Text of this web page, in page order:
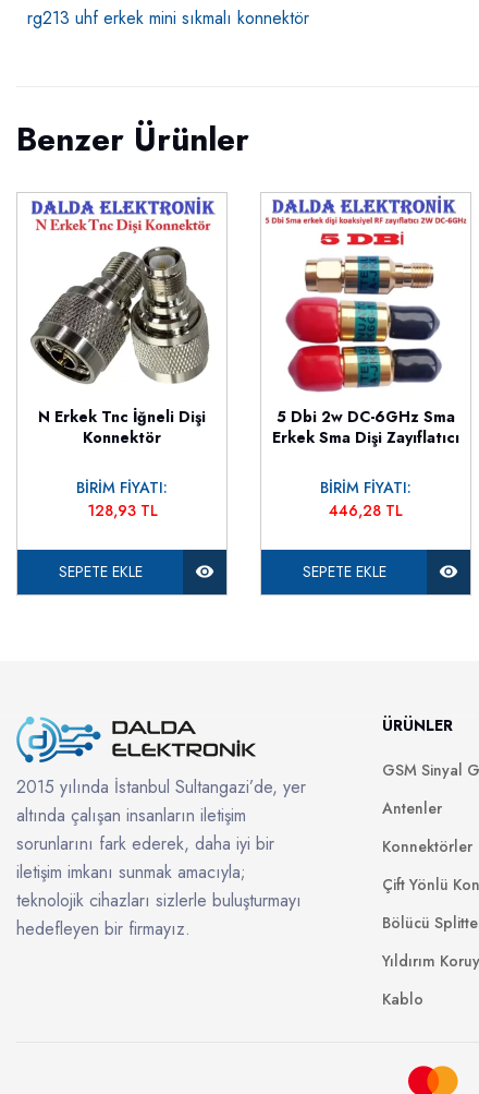
rg213 uhf erkek mini sıkmalı konnektör
Benzer Ürünler
N Erkek Tnc İğneli Dişi
Konnektör
BİRİM FİYATI:
128,93 TL
SEPETE EKLE
5 Dbi 2w DC-6GHz Sma
Erkek Sma Dişi Zayıflatıcı
BİRİM FİYATI:
446,28 TL
SEPETE EKLE
2015 yılında İstanbul Sultangazi’de, yer
altında çalışan insanların iletişim
sorunlarını fark ederek, daha iyi bir
iletişim imkanı sunmak amacıyla;
teknolojik cihazları sizlerle buluşturmayı
hedefleyen bir firmayız.
ÜRÜNLER
GSM Sinyal
Antenler
Konnektörler
Çift Yönlü
Bölücü
Yıldırım
Kablo